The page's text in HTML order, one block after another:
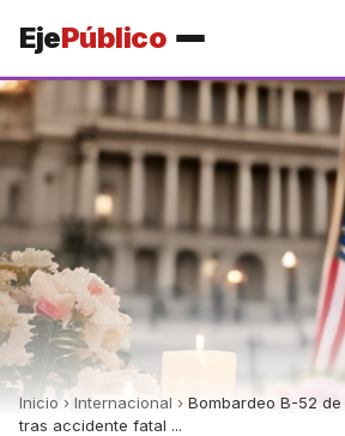
EjePúblico
Inicio› Internacional › Bombardeo B-52 de
tras accidente fatal ...